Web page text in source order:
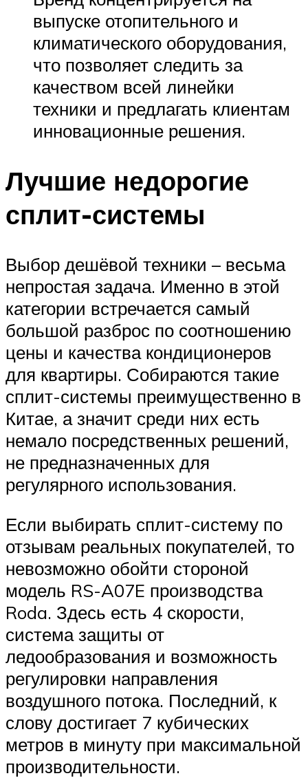
выпуске отопительного и
климатического оборудования,
что позволяет следить за
качеством всей линейки
техники и предлагать клиентам
инновационные решения.
Лучшие недорогие
сплит-системы
Выбор дешёвой техники – весьма
непростая задача. Именно в этой
категории встречается самый
большой разброс по соотношению
цены и качества кондиционеров
для квартиры. Собираются такие
сплит-системы преимущественно в
Китае, а значит среди них есть
немало посредственных решений,
не предназначенных для
регулярного использования.
Если выбирать сплит-систему по
отзывам реальных покупателей, то
невозможно обойти стороной
модель RS-A07E производства
Roda. Здесь есть 4 скорости,
система защиты от
ледообразования и возможность
регулировки направления
воздушного потока. Последний, к
слову достигает 7 кубических
метров в минуту при максимальной
производительности.